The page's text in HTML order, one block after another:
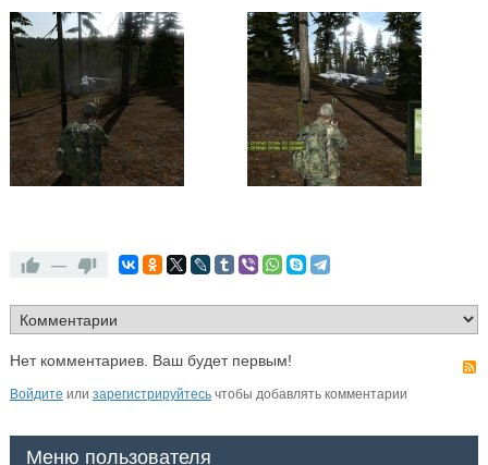
—
Нет комментариев. Ваш будет первым!
Войдите или зарегистрируйтесьчтобы добавлять комментарии
Меню пользователя